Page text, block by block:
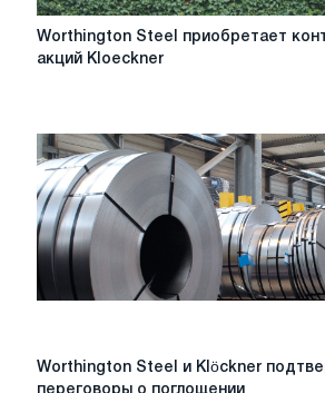
Worthington
акций
Kloeckner
Worthington Steel приобретает
акций Kloeckner
Worthington
Worthington Steel и Klöckner